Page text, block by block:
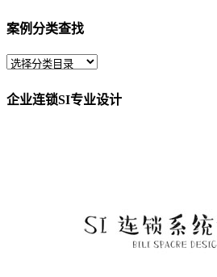
案例分类查找
企业连锁SI专业设计